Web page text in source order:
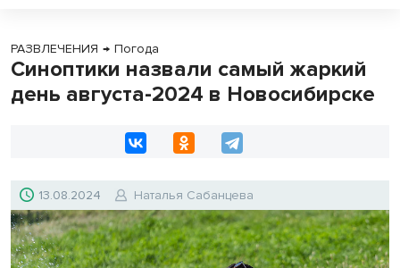
РАЗВЛЕЧЕНИЯ → Погода
Синоптики назвали самый жаркий
день августа-2024 в Новосибирске
13.08.2024 Наталья Сабанцева